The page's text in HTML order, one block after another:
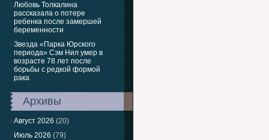
Любовь Толкалина
рассказала о потере
ребенка после замершей
беременности
Звезда «Парка Юрского
периода» Сэм Нил умер в
возрасте 78 лет после
борьбы с редкой формой
рака
Архивы
Август 2026 (20)
Июль 2026 (79)